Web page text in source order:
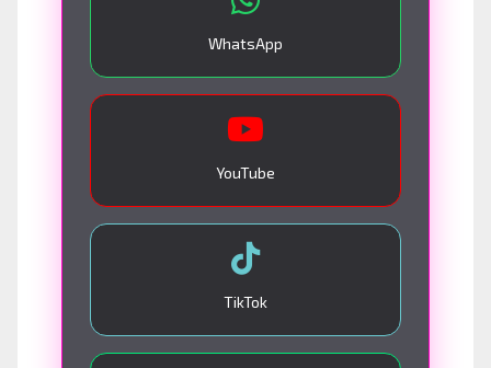
WhatsApp
YouTube
TikTok